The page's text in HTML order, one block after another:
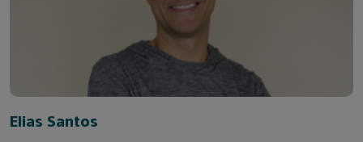
Elias Santos